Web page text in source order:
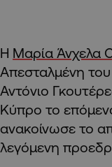
Η Μαρία Άνχελα
Απεσταλμένη του
Αντόνιο
Κύπρο το
ανακοίνωσε το
λεγόμενη